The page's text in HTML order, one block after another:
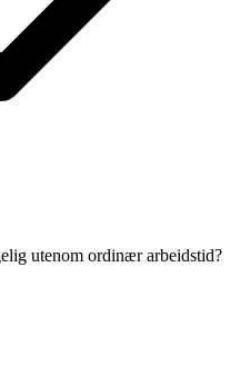
utenom ordinær arbeidstid?